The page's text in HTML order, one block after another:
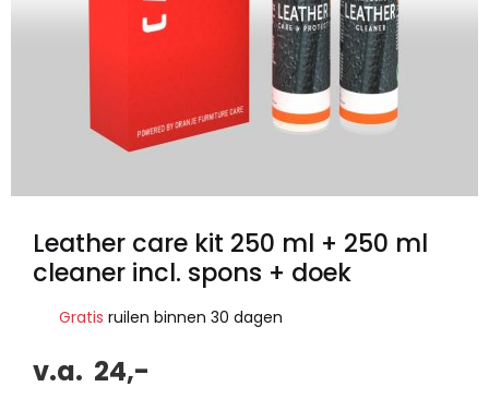
Leather care kit 250 ml + 250 ml
cleaner incl. spons + doek
Gratis ruilen binnen 30 dagen
v.a. 24,-